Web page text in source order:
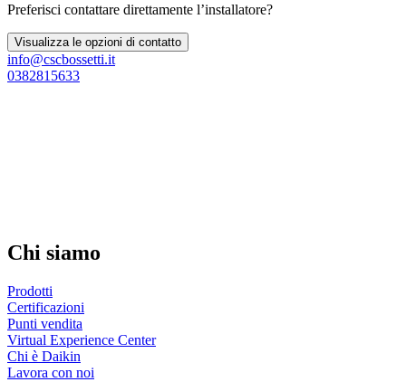
Preferisci contattare direttamente l’installatore?
Visualizza le opzioni di contatto
info@cscbossetti.it
0382815633
Chi siamo
Prodotti
Certificazioni
Punti vendita
Virtual Experience Center
Chi è Daikin
Lavora con noi